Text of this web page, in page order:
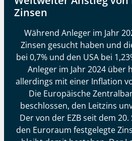
Zinsen
Während Anleger im Jahr
Zinsen gesucht haben und
bei 0,7% und den USA bei
Anleger im Jahr 2024 über
allerdings mit einer Inflation
Die Europäische
beschlossen, den Leitzins
Der von der EZB seit dem
den Euroraum festgelegte